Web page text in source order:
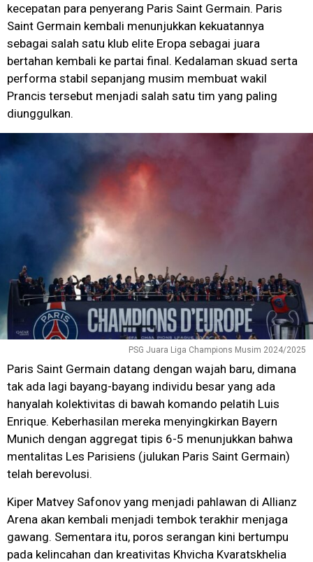
kecepatan para penyerang Paris Saint Germain. Paris
Saint Germain kembali menunjukkan kekuatannya
sebagai salah satu klub elite Eropa sebagai juara
bertahan kembali ke partai final. Kedalaman skuad serta
performa stabil sepanjang musim membuat wakil
Prancis tersebut menjadi salah satu tim yang paling
diunggulkan.
PSG Juara Liga Champions Musim 2024/2025
Paris Saint Germain datang dengan wajah baru, dimana
tak ada lagi bayang-bayang individu besar yang ada
hanyalah kolektivitas di bawah komando pelatih Luis
Enrique. Keberhasilan mereka menyingkirkan Bayern
Munich dengan aggregat tipis 6-5 menunjukkan bahwa
mentalitas Les Parisiens (julukan Paris Saint Germain)
telah berevolusi.
Kiper Matvey Safonov yang menjadi pahlawan di Allianz
Arena akan kembali menjadi tembok terakhir menjaga
gawang. Sementara itu, poros serangan kini bertumpu
pada kelincahan dan kreativitas Khvicha Kvaratskhelia